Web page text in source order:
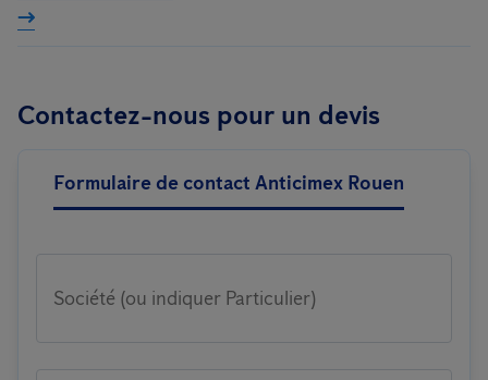
Contactez-nous pour un devis
Formulaire de contact Anticimex Rouen
Société (ou indiquer Particulier)